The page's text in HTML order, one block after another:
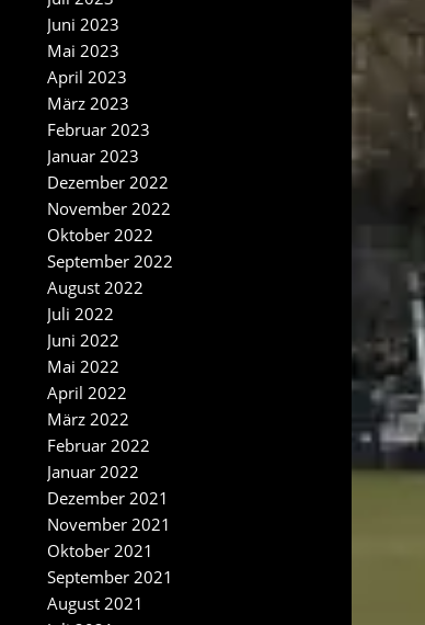
Juni 2023
Mai 2023
April 2023
März 2023
Februar 2023
Januar 2023
Dezember 2022
November 2022
Oktober 2022
September 2022
August 2022
Juli 2022
Juni 2022
Mai 2022
April 2022
März 2022
Februar 2022
Januar 2022
Dezember 2021
November 2021
Oktober 2021
September 2021
August 2021